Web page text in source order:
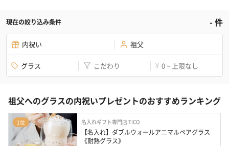
現在の絞り込み条件 -件
内祝い 祖父
グラス こだわり ¥ 0 ~ 上限なし
祖父へのグラスの内祝いプレゼントのおすすめランキング
1位 名入れギフト専門店 TICO
【名入れ】ダブルウォールアニマルペアグラス
《耐熱グラス》